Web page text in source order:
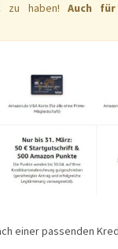
zu haben! Auch
einer passenden